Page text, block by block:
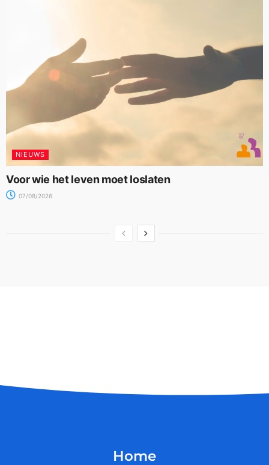
NIEUWS
Voor wie het leven moet loslaten
07/08/2026
Home